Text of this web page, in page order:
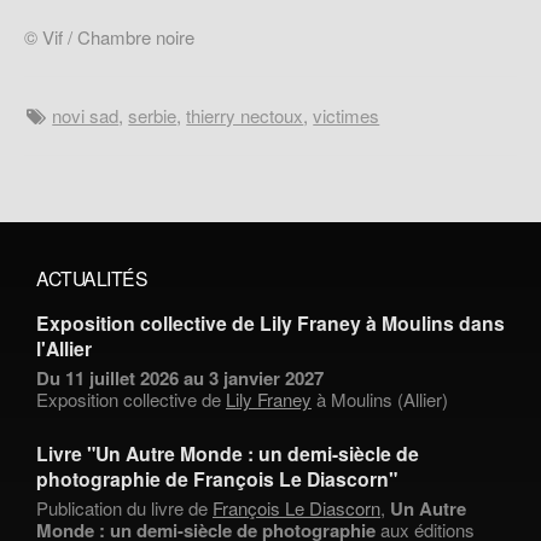
© Vif / Chambre noire
novi sad, serbie,thierry nectoux,victimes
ACTUALITÉS
Exposition collective de Lily Franey à Moulins dans
l'Allier
Du 11 juillet 2026 au 3 janvier 2027
Exposition collective de Lily Franey à Moulins (Allier)
Livre "Un Autre Monde : un demi-siècle de
photographie de François Le Diascorn"
Publication du livre de François Le Diascorn, Un Autre
Monde : un demi-siècle de photographieaux éditions